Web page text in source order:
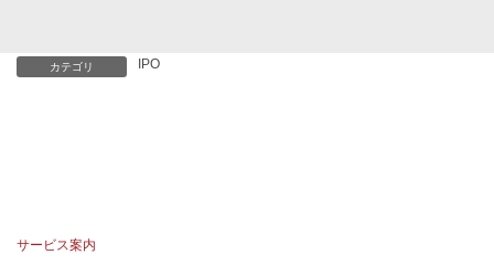
カテゴリ IPO
サービス案内